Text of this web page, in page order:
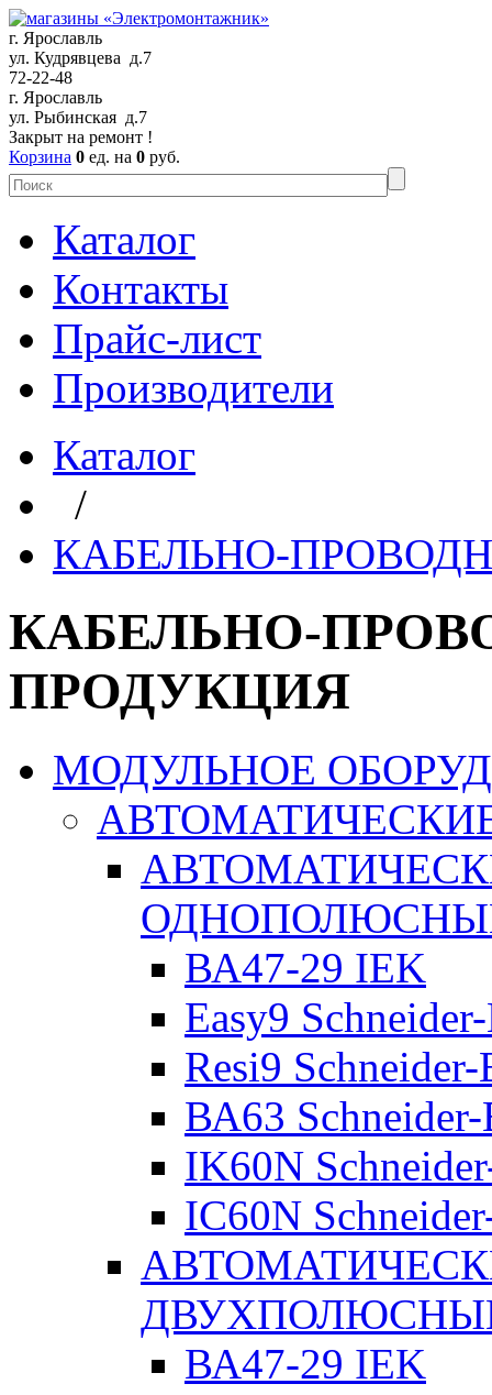
г. Ярославль
ул. Кудрявцева д.7
72-22-48
г. Ярославль
ул. Рыбинская д.7
Закрыт на ремонт !
Корзина 0 ед. на 0 руб.
Каталог
Контакты
Прайс-лист
Производители
Каталог
/
КАБЕЛЬНО-
КАБЕЛЬНО-
ПРОДУКЦИЯ
МОДУЛЬНОЕ
ВА47-29 IEK
Easy9
Resi9
ВА63
IK60N
IC60N
ВА47-29 IEK